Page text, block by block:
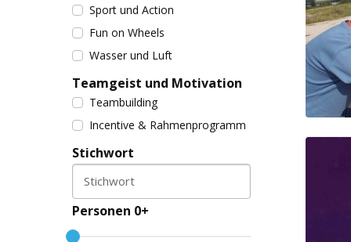
Sport und Action
Fun on Wheels
Wasser und Luft
Teamgeist und Motivation
Teambuilding
Incentive & Rahmenprogramm
Stichwort
Stichwort
Personen 0+